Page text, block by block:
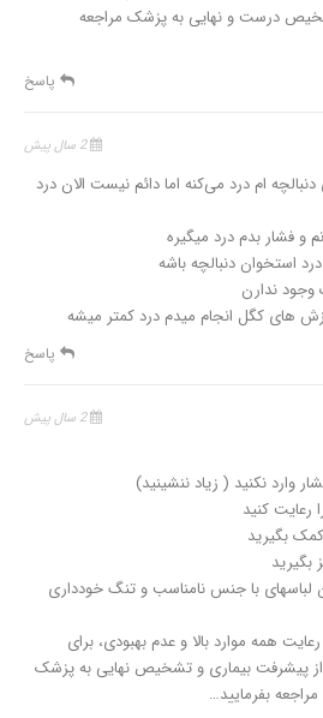
درست و نهایی به پزشک مراجعه
پاسخ
2 سال پیش
ام درد می‌کنه اما دائم نیست الان درد
و فشار بدم درد میگیره
استخوان دنبالچه باشه
ندارن
های کگل انجام میدم درد کمتر میشه
پاسخ
2 سال پیش
وارد نکنید ( زیاد ننشینید)
رعایت کنید
کمک بگیرید
بگیرید
لباسهای با جنس نامناسب و تنگ خودداری
همه موارد بالا و عدم بهبودی، برای
پیشرفت بیماری و تشخیص نهایی به پزشک
بفرمایید…